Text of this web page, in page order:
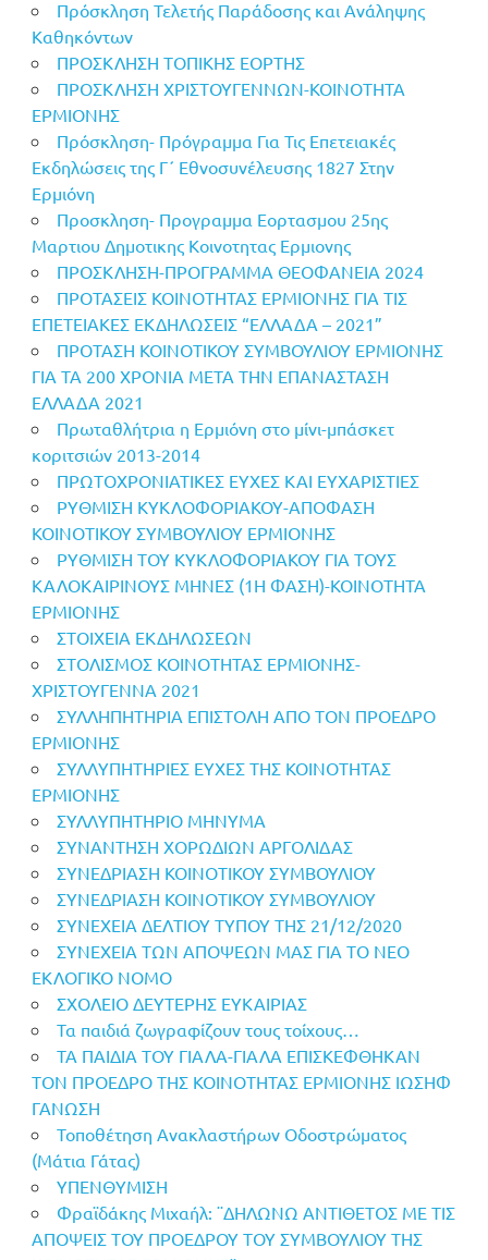
Πρόσκληση Τελετής Παράδοσης και Ανάληψης
Καθηκόντων
ΠΡΟΣΚΛΗΣΗ ΤΟΠΙΚΗΣ ΕΟΡΤΗΣ
ΠΡΟΣΚΛΗΣΗ ΧΡΙΣΤΟΥΓΕΝΝΩΝ-ΚΟΙΝΟΤΗΤΑ
ΕΡΜΙΟΝΗΣ
Πρόσκληση- Πρόγραμμα Για Τις Επετειακές
Εκδηλώσεις της Γ΄ Εθνοσυνέλευσης 1827 Στην
Ερμιόνη
Προσκληση- Προγραμμα Εορτασμου 25ης
Μαρτιου Δημοτικης Κοινοτητας Ερμιονης
ΠΡΟΣΚΛΗΣΗ-ΠΡΟΓΡΑΜΜΑ ΘΕΟΦΑΝΕΙΑ 2024
ΠΡΟΤΑΣΕΙΣ ΚΟΙΝΟΤΗΤΑΣ ΕΡΜΙΟΝΗΣ ΓΙΑ ΤΙΣ
ΕΠΕΤΕΙΑΚΕΣ ΕΚΔΗΛΩΣΕΙΣ “ΕΛΛΑΔΑ – 2021”
ΠΡΟΤΑΣΗ ΚΟΙΝΟΤΙΚΟΥ ΣΥΜΒΟΥΛΙΟΥ ΕΡΜΙΟΝΗΣ
ΓΙΑ ΤΑ 200 ΧΡΟΝΙΑ ΜΕΤΑ ΤΗΝ ΕΠΑΝΑΣΤΑΣΗ
ΕΛΛΑΔΑ 2021
Πρωταθλήτρια η Ερμιόνη στο μίνι-μπάσκετ
κοριτσιών 2013-2014
ΠΡΩΤΟΧΡΟΝΙΑΤΙΚΕΣ ΕΥΧΕΣ ΚΑΙ ΕΥΧΑΡΙΣΤΙΕΣ
ΡΥΘΜΙΣΗ ΚΥΚΛΟΦΟΡΙΑΚΟΥ-ΑΠΟΦΑΣΗ
ΚΟΙΝΟΤΙΚΟΥ ΣΥΜΒΟΥΛΙΟΥ ΕΡΜΙΟΝΗΣ
ΡΥΘΜΙΣΗ ΤΟΥ ΚΥΚΛΟΦΟΡΙΑΚΟΥ ΓΙΑ ΤΟΥΣ
ΚΑΛΟΚΑΙΡΙΝΟΥΣ ΜΗΝΕΣ (1Η ΦΑΣΗ)-ΚΟΙΝΟΤΗΤΑ
ΕΡΜΙΟΝΗΣ
ΣΤΟΙΧΕΙΑ ΕΚΔΗΛΩΣΕΩΝ
ΣΤΟΛΙΣΜΟΣ ΚΟΙΝΟΤΗΤΑΣ ΕΡΜΙΟΝΗΣ-
ΧΡΙΣΤΟΥΓΕΝΝΑ 2021
ΣΥΛΛΗΠΗΤΗΡΙΑ ΕΠΙΣΤΟΛΗ ΑΠΟ ΤΟΝ ΠΡΟΕΔΡΟ
ΕΡΜΙΟΝΗΣ
ΣΥΛΛΥΠΗΤΗΡΙΕΣ ΕΥΧΕΣ ΤΗΣ ΚΟΙΝΟΤΗΤΑΣ
ΕΡΜΙΟΝΗΣ
ΣΥΛΛΥΠΗΤΗΡΙΟ ΜΗΝΥΜΑ
ΣΥΝΑΝΤΗΣΗ ΧΟΡΩΔΙΩΝ ΑΡΓΟΛΙΔΑΣ
ΣΥΝΕΔΡΙΑΣΗ ΚΟΙΝΟΤΙΚΟΥ ΣΥΜΒΟΥΛΙΟΥ
ΣΥΝΕΔΡΙΑΣΗ ΚΟΙΝΟΤΙΚΟΥ ΣΥΜΒΟΥΛΙΟΥ
ΣΥΝΕΧΕΙΑ ΔΕΛΤΙΟΥ ΤΥΠΟΥ ΤΗΣ 21/12/2020
ΣΥΝΕΧΕΙΑ ΤΩΝ ΑΠΟΨΕΩΝ ΜΑΣ ΓΙΑ ΤΟ ΝΕΟ
ΕΚΛΟΓΙΚΟ ΝΟΜΟ
ΣΧΟΛΕΙΟ ΔΕΥΤΕΡΗΣ ΕΥΚΑΙΡΙΑΣ
Τα παιδιά ζωγραφίζουν τους τοίχους…
ΤΑ ΠΑΙΔΙΑ ΤΟΥ ΓΙΑΛΑ-ΓΙΑΛΑ ΕΠΙΣΚΕΦΘΗΚΑΝ
ΤΟΝ ΠΡΟΕΔΡΟ ΤΗΣ ΚΟΙΝΟΤΗΤΑΣ ΕΡΜΙΟΝΗΣ ΙΩΣΗΦ
ΓΑΝΩΣΗ
Τοποθέτηση Ανακλαστήρων Οδοστρώματος
(Μάτια Γάτας)
ΥΠΕΝΘΥΜΙΣΗ
Φραϊδάκης Μιχαήλ: ¨ΔΗΛΩΝΩ ΑΝΤΙΘΕΤΟΣ ΜΕ ΤΙΣ
ΑΠΟΨΕΙΣ ΤΟΥ ΠΡΟΕΔΡΟΥ ΤΟΥ ΣΥΜΒΟΥΛΙΟΥ ΤΗΣ